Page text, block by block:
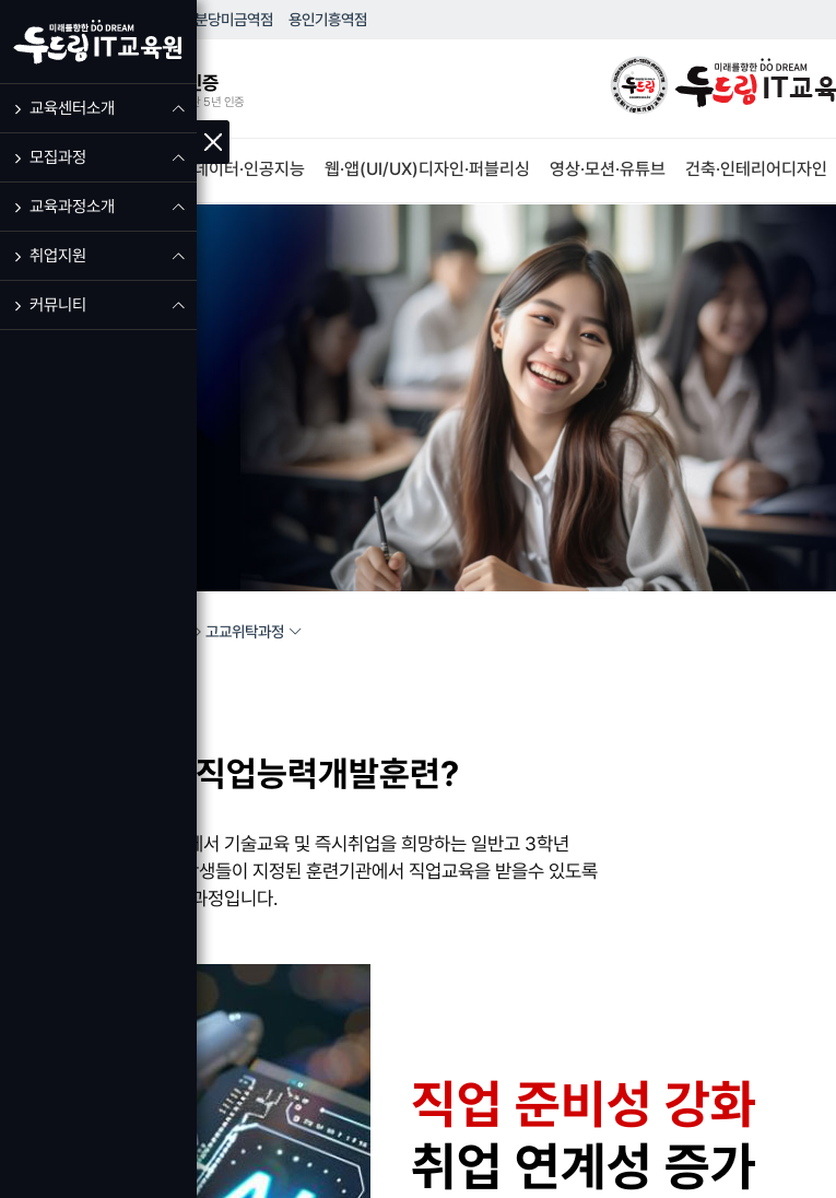
교육센터소개
모집과정
교육과정소개
취업지원
커뮤니티
HOME 분당미금역점 용인기흥역점
우수훈련기관 인증
고용노동부 우수훈련기관 5년 인증
IT·프로그램개발 빅데이터·인공지능 웹·앱(UI/UX)디자인·퍼블리싱 영상·모션·유튜브 건축·인테리어디자인
고교위탁과정
일반고특화 직업능력개발훈련?
고육부와 고용노동부에서 기술교육 및 즉시취업을 희망하는 일반고 3학년
(현재 2학년 재학생)학생들이 지정된 훈련기관에서 직업교육을 받을수 있도록
도입된 직업교육 위탁과정입니다.
직업 준비성 강화
취업 연계성 증가